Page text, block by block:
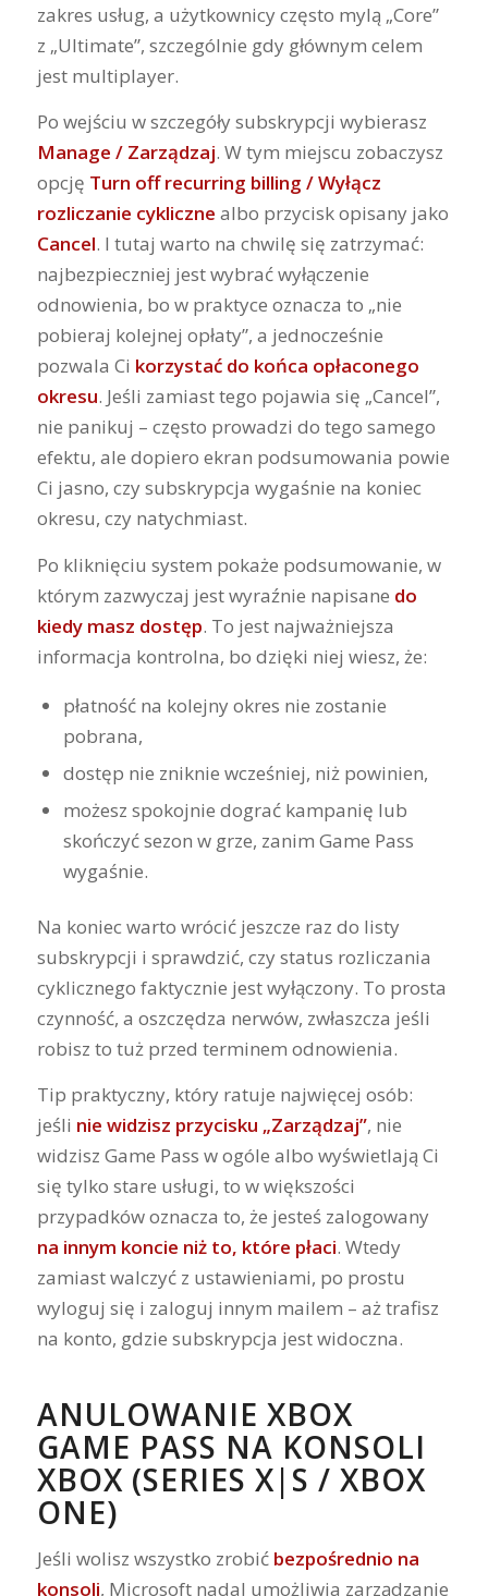
zakres usług, a użytkownicy często mylą „Core”
z „Ultimate”, szczególnie gdy głównym celem
jest multiplayer.
Po wejściu w szczegóły subskrypcji wybierasz
Manage / Zarządzaj. W tym miejscu zobaczysz
opcję Turn off recurring billing / Wyłącz
rozliczanie cykliczne albo przycisk opisany jako
Cancel. I tutaj warto na chwilę się zatrzymać:
najbezpieczniej jest wybrać wyłączenie
odnowienia, bo w praktyce oznacza to „nie
pobieraj kolejnej opłaty”, a jednocześnie
pozwala Ci korzystać do końca opłaconego
okresu. Jeśli zamiast tego pojawia się „Cancel”,
nie panikuj – często prowadzi do tego samego
efektu, ale dopiero ekran podsumowania powie
Ci jasno, czy subskrypcja wygaśnie na koniec
okresu, czy natychmiast.
Po kliknięciu system pokaże podsumowanie, w
którym zazwyczaj jest wyraźnie napisane do
kiedy masz dostęp. To jest najważniejsza
informacja kontrolna, bo dzięki niej wiesz, że:
płatność na kolejny okres nie zostanie
pobrana,
dostęp nie zniknie wcześniej, niż powinien,
możesz spokojnie dograć kampanię lub
skończyć sezon w grze, zanim Game Pass
wygaśnie.
Na koniec warto wrócić jeszcze raz do listy
subskrypcji i sprawdzić, czy status rozliczania
cyklicznego faktycznie jest wyłączony. To prosta
czynność, a oszczędza nerwów, zwłaszcza jeśli
robisz to tuż przed terminem odnowienia.
Tip praktyczny, który ratuje najwięcej osób:
jeśli nie widzisz przycisku „Zarządzaj”, nie
widzisz Game Pass w ogóle albo wyświetlają Ci
się tylko stare usługi, to w większości
przypadków oznacza to, że jesteś zalogowany
na innym koncie niż to, które płaci. Wtedy
zamiast walczyć z ustawieniami, po prostu
wyloguj się i zaloguj innym mailem – aż trafisz
na konto, gdzie subskrypcja jest widoczna.
ANULOWANIE XBOX
GAME PASS NA KONSOLI
XBOX (SERIES X|S / XBOX
ONE)
Jeśli wolisz wszystko zrobić bezpośrednio na
konsoli, Microsoft nadal umożliwia zarządzanie